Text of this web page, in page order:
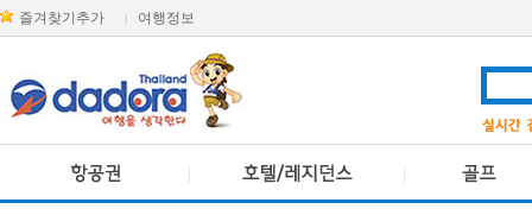
즐겨찾기추가 여행정보